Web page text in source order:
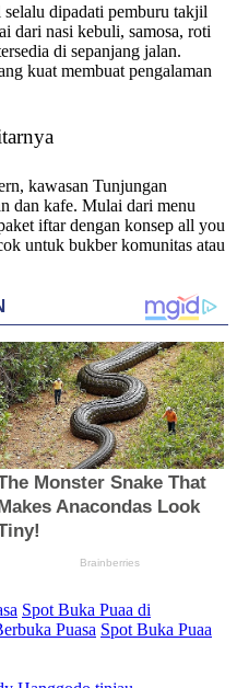
dipadati pemburu takjil
dari nasi kebuli, samosa, roti
di sepanjang jalan.
kuat membuat pengalaman
kawasan Tunjungan
dan kafe. Mulai dari menu
iftar dengan konsep all you
untuk bukber komunitas atau
Spot Buka Puaa di
Puasa Spot Buka Puaa